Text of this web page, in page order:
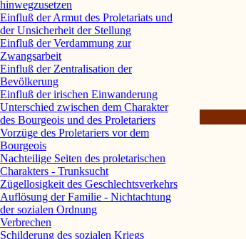
hinwegzusetzen
Einfluß der Armut des Proletariats und
der Unsicherheit der Stellung
Einfluß der Verdammung zur
Zwangsarbeit
Einfluß der Zentralisation der
Bevölkerung
Einfluß der irischen Einwanderung
Unterschied zwischen dem Charakter
des Bourgeois und des Proletariers
Vorzüge des Proletariers vor dem
Bourgeois
Nachteilige Seiten des proletarischen
Charakters - Trunksucht
Zügellosigkeit des Geschlechtsverkehrs
Auflösung der Familie - Nichtachtung
der sozialen Ordnung
Verbrechen
Schilderung des sozialen Kriegs